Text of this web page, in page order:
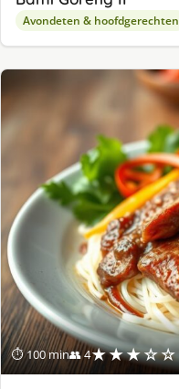
Avondeten & hoofdgerechten
⏱ 100 min👥 4★★★☆☆